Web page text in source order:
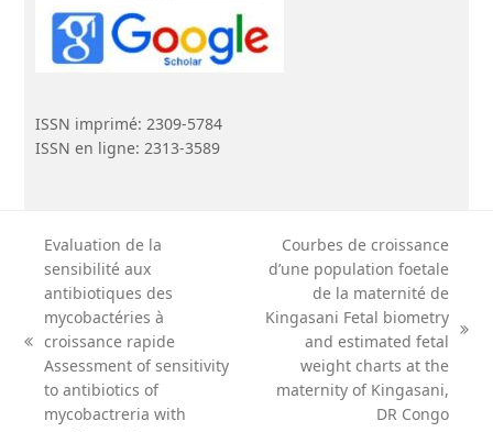
ISSN imprimé: 2309-5784
ISSN en ligne: 2313-3589
previous
post:
Evaluation de la
sensibilité aux
antibiotiques des
mycobactéries à
croissance rapide
Assessment of sensitivity
to antibiotics of
mycobactreria with
Courbes de croissance
d’une population foetale
de la maternité de
Kingasani Fetal biometry
and estimated fetal
weight charts at the
maternity of Kingasani,
DR Congo